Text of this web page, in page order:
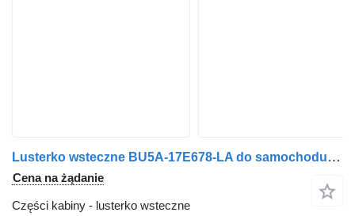
Lusterko wsteczne BU5A-17E678-LA do samochodu Ford F150 LARIAT
Cena na żądanie
Części kabiny - lusterko wsteczne